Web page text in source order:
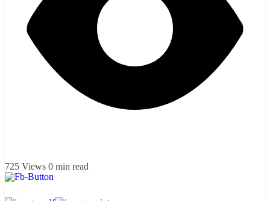
725 Views 0 min read